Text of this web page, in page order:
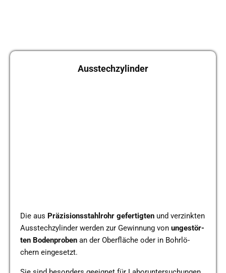
Aus­stech­zy­lin­der
Die aus Prä­zi­si­ons­stahl­rohr gefer­tig­ten und ver­zink­ten
Aus­stech­zy­lin­der werden zur Gewin­nung von unge­stör­
ten Boden­pro­ben an der Ober­flä­che oder in Bohr­lö­
chern ein­ge­setzt.